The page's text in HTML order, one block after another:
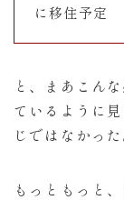
に移住予定
と、まあこん
ているように
じではなかった
もっともっと